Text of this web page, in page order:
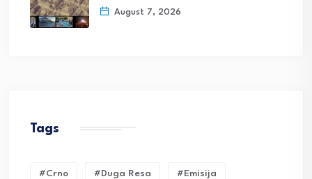
August 7, 2026
Tags
#crno #duga Resa #emisija